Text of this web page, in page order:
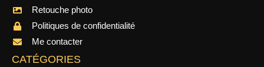
Retouche photo
Politiques de confidentialité
Me contacter
CATÉGORIES